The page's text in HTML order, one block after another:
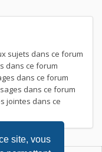
site, vous
sujets dans ce forum
dans ce forum
dans ce forum
dans ce forum
jointes dans ce